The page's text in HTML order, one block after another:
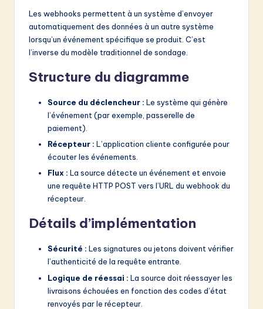
Les webhooks permettent à un système d’envoyer
automatiquement des données à un autre système
lorsqu’un événement spécifique se produit. C’est
l’inverse du modèle traditionnel de sondage.
Structure du diagramme
Source du déclencheur : Le système qui génère
l’événement (par exemple, passerelle de
paiement).
Récepteur : L’application cliente configurée pour
écouter les événements.
Flux : La source détecte un événement et envoie
une requête HTTP POST vers l’URL du webhook du
récepteur.
Détails d’implémentation
Sécurité : Les signatures ou jetons doivent vérifier
l’authenticité de la requête entrante.
Logique de réessai : La source doit réessayer les
livraisons échouées en fonction des codes d’état
renvoyés par le récepteur.